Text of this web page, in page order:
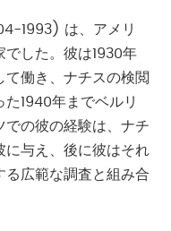
1993) は、アメリ
でした。彼は1930年
働き、ナチスの検閲
1940年までベルリ
での彼の経験は、ナチ
に与え、後に彼はそれ
る広範な調査と組み合